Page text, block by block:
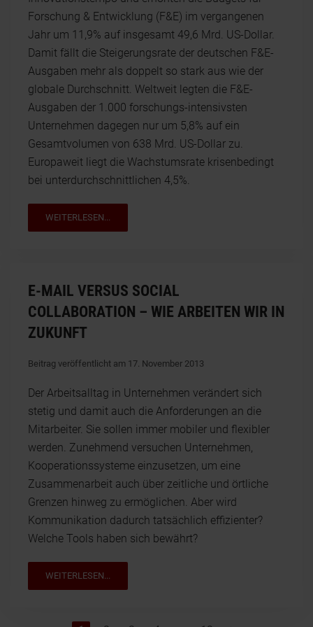
Forschung & Entwicklung (F&E) im vergangenen
Jahr um 11,9% auf insgesamt 49,6 Mrd. US-Dollar.
Damit fällt die Steigerungsrate der deutschen F&E-
Ausgaben mehr als doppelt so stark aus wie der
globale Durchschnitt. Weltweit legten die F&E-
Ausgaben der 1.000 forschungs-intensivsten
Unternehmen dagegen nur um 5,8% auf ein
Gesamtvolumen von 638 Mrd. US-Dollar zu.
Europaweit liegt die Wachstumsrate krisenbedingt
bei unterdurchschnittlichen 4,5%.
WEITERLESEN...
E-MAIL VERSUS SOCIAL
COLLABORATION – WIE ARBEITEN WIR IN
ZUKUNFT
Beitrag veröffentlicht am 17. November 2013
Der Arbeitsalltag in Unternehmen verändert sich
stetig und damit auch die Anforderungen an die
Mitarbeiter. Sie sollen immer mobiler und flexibler
werden. Zunehmend versuchen Unternehmen,
Kooperationssysteme einzusetzen, um eine
Zusammenarbeit auch über zeitliche und örtliche
Grenzen hinweg zu ermöglichen. Aber wird
Kommunikation dadurch tatsächlich effizienter?
Welche Tools haben sich bewährt?
WEITERLESEN...